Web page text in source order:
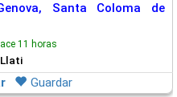
Santa Coloma de
11 horas
Guardar